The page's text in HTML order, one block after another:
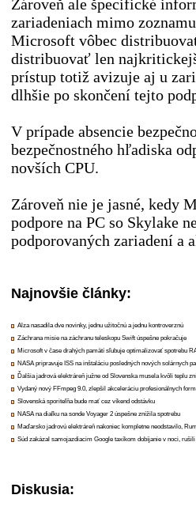
Zároveň ale špecifické
zariadeniach mimo
Microsoft vôbec
distribuovať len
prístup totiž avizuje aj u
dlhšie po skončení tejto
V prípade absencie
bezpečnostného hľadiska
novších CPU.
Zároveň nie je jasné, kedy
podpore na PC so Skylake
podporovaných zariadení a
Najnovšie články:
Alza nasadila dve novinky, jednu užitočnú a jednu kontroverznú
Záchrana misie na záchranu teleskopu Swift úspešne pokračuje
Microsoft v čase drahých pamätí sľubuje optimalizovať spotrebu
NASA pripravuje ISS na inštaláciu posledných nových solárnych
Ďalšia jadrová elektráreň južne od Slovenska musela kvôli teplu
Vydaný nový FFmpeg 9.0, zlepšil akceleráciu profesionálnych
Slovenská sporiteľňa bude mať cez víkend odstávku
NASA na diaľku na sonde Voyager 2 úspešne znížila spotrebu
Maďarsko jadrovú elektráreň nakoniec kompletne neodstavilo,
Súd zakázal samojazdiacim Google taxíkom dobíjanie v noci,
Diskusia: